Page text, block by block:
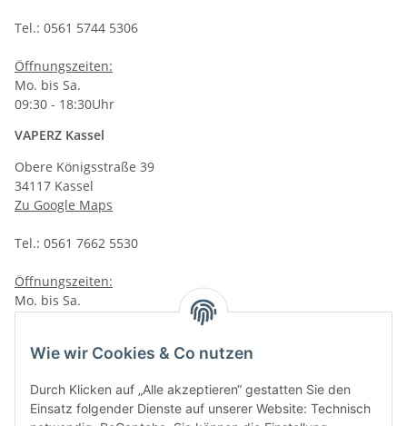
Wie wir Cookies & Co nutzen
Durch Klicken auf „Alle akzeptieren“ gestatten Sie den
Einsatz folgender Dienste auf unserer Website: Technisch
Tel.: 0561 5744 5306
Öffnungszeiten:
Mo. bis Sa.
09:30 - 18:30Uhr
VAPERZ Kassel
Obere Königsstraße 39
34117 Kassel
Zu Google Maps
Tel.: 0561 7662 5530
Öffnungszeiten:
Mo. bis Sa.
VAPERZ Vellmar
Lange Wender 7
34246 Vellmar
Zu Google Maps